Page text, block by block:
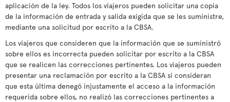
aplicación de la ley. Todos los viajeros pueden solicitar una copia
de la información de entrada y salida exigida que se les suministre,
mediante una solicitud por escrito a la CBSA.
Los viajeros que consideren que la información que se suministró
sobre ellos es incorrecta pueden solicitar por escrito a la CBSA
que se realicen las correcciones pertinentes. Los viajeros pueden
presentar una reclamación por escrito a la CBSA si consideran
que esta última denegó injustamente el acceso a la información
requerida sobre ellos, no realizó las correcciones pertinentes a